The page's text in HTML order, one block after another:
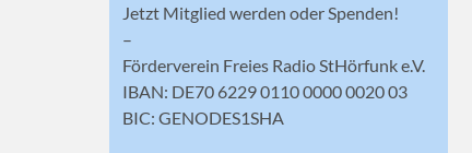
Jetzt Mitglied werden oder Spenden!
–
Förderverein Freies Radio StHörfunk e.V.
IBAN: DE70 6229 0110 0000 0020 03
BIC: GENODES1SHA